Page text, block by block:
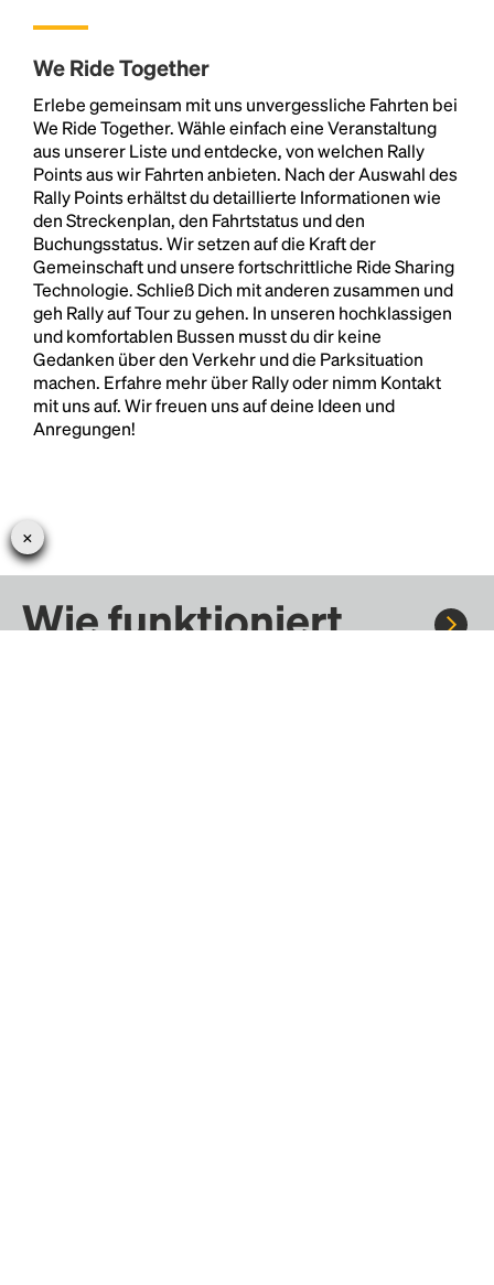
We Ride Together
Erlebe gemeinsam mit uns unvergessliche Fahrten bei
We Ride Together. Wähle einfach eine Veranstaltung
aus unserer Liste und entdecke, von welchen Rally
Points aus wir Fahrten anbieten. Nach der Auswahl des
Rally Points erhältst du detaillierte Informationen wie
den Streckenplan, den Fahrtstatus und den
Buchungsstatus. Wir setzen auf die Kraft der
Gemeinschaft und unsere fortschrittliche Ride Sharing
Technologie. Schließ Dich mit anderen zusammen und
geh Rally auf Tour zu gehen. In unseren hochklassigen
und komfortablen Bussen musst du dir keine
Gedanken über den Verkehr und die Parksituation
machen. Erfahre mehr über Rally oder nimm Kontakt
mit uns auf. Wir freuen uns auf deine Ideen und
Anregungen!
Wie funktioniert